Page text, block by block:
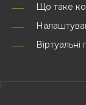
Що таке
Віртуальні